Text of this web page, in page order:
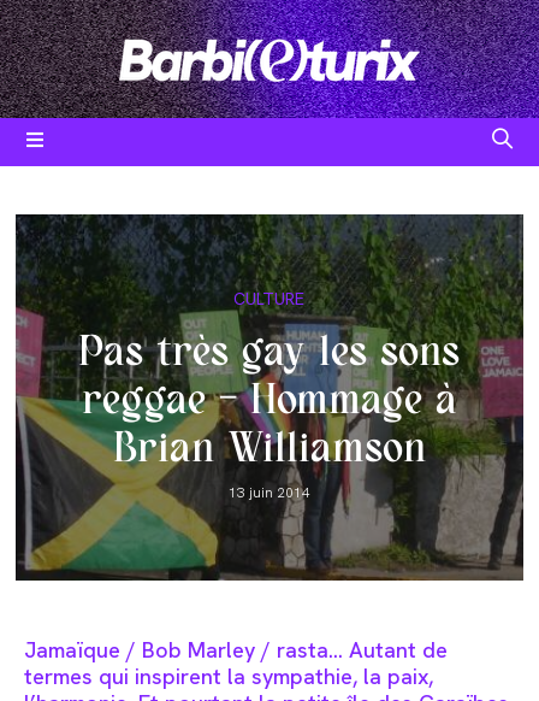
Skip
to
content
Post
category:
CULTURE
Pas très gay les sons
reggae – Hommage à
Brian Williamson
Post
published:
13 juin 2014
Jamaïque / Bob Marley / rasta… Autant de
termes qui inspirent la sympathie, la paix,